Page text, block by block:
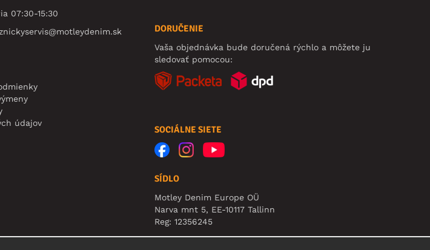
07:30-15:30
údajov
DORUČENIE
Vaša objednávka bude doručená rýchlo a môžete ju
sledovať pomocou:
SOCIÁLNE SIETE
SÍDLO
Motley Denim Europe OÜ
Narva mnt 5, EE-10117 Tallinn
Reg: 12356245
Upozornenie: Na túto adresu **neposielajte vrátený